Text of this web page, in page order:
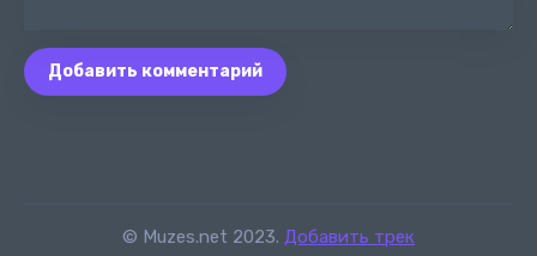
Добавить комментарий
© Muzes.net 2023. Добавить трек